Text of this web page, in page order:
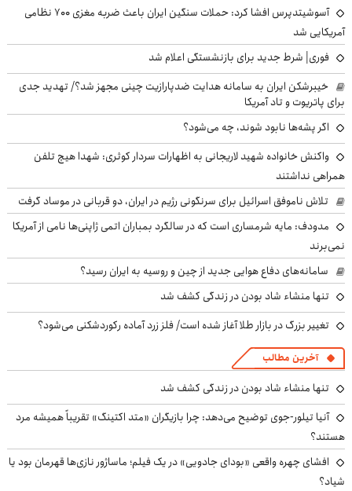
آسوشیتدپرس افشا کرد: حملات سنگین ایران باعث ضربه مغزی ۷۰۰ نظامی
آمریکایی شد
فوری| شرط جدید برای بازنشستگی اعلام شد
خیبرشکن ایران به سامانه هدایت ضدپارازیت چینی مجهز شد؟/ تهدید جدی
برای پاتریوت و تاد آمریکا
اگر پشه‌ها نابود شوند، چه می‌شود؟
واکنش خانواده شهید لاریجانی به اظهارات سردار کوثری: شهدا هیچ تلفن
همراهی نداشتند
تلاش ناموفق اسرائیل برای سرنگونی رژیم در ایران، دو قربانی در موساد گرفت
مدودف: مایه شرمساری است که در سالگرد بمباران اتمی ژاپنی‌ها نامی از آمریکا
نمی‌برند
سامانه‌های دفاع هوایی جدید از چین و روسیه به ایران رسید؟
تنها منشاء شاد بودن در زندگی کشف شد
تغییر بزرگ در بازار طلا آغاز شده است/ فلز زرد آماده رکوردشکنی می‌شود؟
آخرین مطالب
تنها منشاء شاد بودن در زندگی کشف شد
آنیا تیلور-جوی توضیح می‌دهد: چرا بازیگران «متد اکتینگ» تقریباً همیشه مرد
هستند؟
افشای چهره واقعی «بودای جادویی» در یک فیلم؛ ماساژور نازی‌ها قهرمان بود یا
شیاد؟